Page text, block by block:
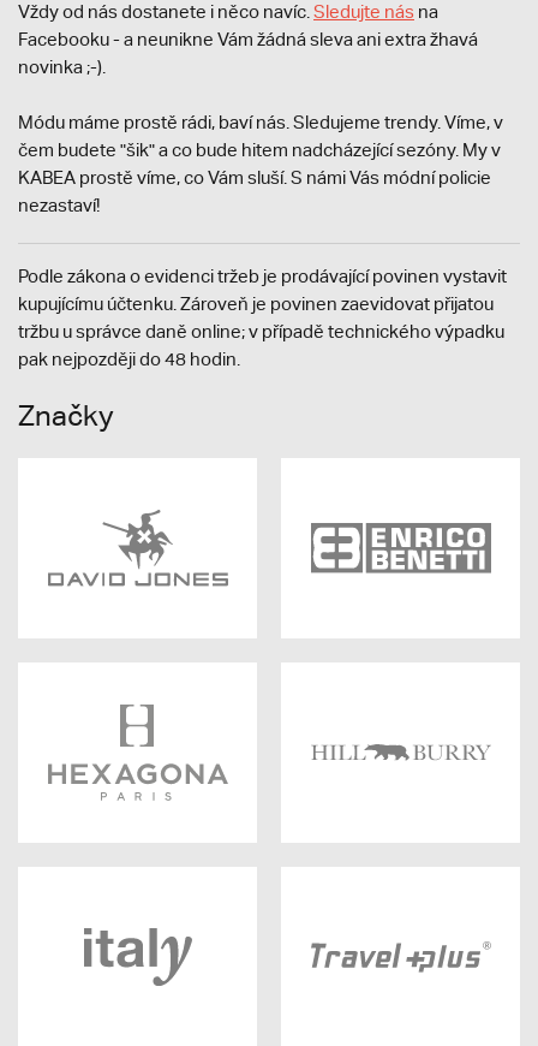
Vždy od nás dostanete i něco navíc. Sledujte nás na
Facebooku - a neunikne Vám žádná sleva ani extra žhavá
novinka ;-).
Módu máme prostě rádi, baví nás. Sledujeme trendy. Víme, v
čem budete "šik" a co bude hitem nadcházející sezóny. My v
KABEA prostě víme, co Vám sluší. S námi Vás módní policie
nezastaví!
Podle zákona o evidenci tržeb je prodávající povinen vystavit
kupujícímu účtenku. Zároveň je povinen zaevidovat přijatou
tržbu u správce daně online; v případě technického výpadku
pak nejpozději do 48 hodin.
Značky